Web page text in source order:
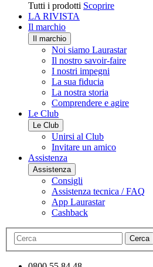
Tutti i prodotti Scoprire
LA RIVISTA
Il marchio
Il marchio
Noi siamo Laurastar
Il nostro savoir-faire
I nostri impegni
La sua fiducia
La nostra storia
Comprendere e agire
Le Club
Le Club
Unirsi al Club
Invitare un amico
Assistenza
Assistenza
Consigli
Assistenza tecnica / FAQ
App Laurastar
Cashback
Cerca